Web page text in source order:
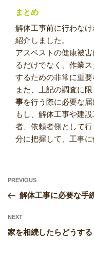
まとめ
解体工事前に行わな
紹介しました。
アスベストの健康被
るだけでなく、作業
するための非常に重要
また、上記の調査に
事を行う際に必要な届
もし、解体工事や建
者、依頼者側として
分に把握して、工事に
投
ナ
ビ
Previous
Post
PREVIOUS
解体工事に必要な手
Next
Post
NEXT
家を相続したらどうす